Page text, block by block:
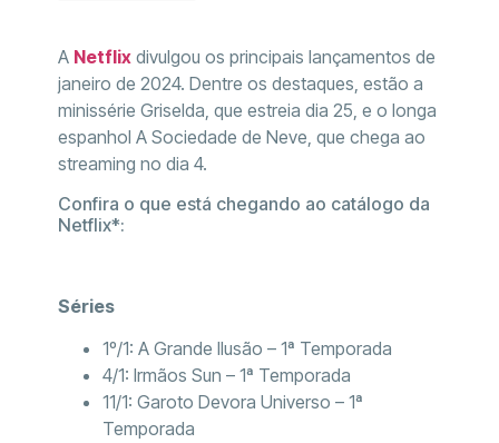
A Netflix divulgou os principais lançamentos de
janeiro de 2024. Dentre os destaques, estão a
minissérie Griselda, que estreia dia 25, e o longa
espanhol A Sociedade de Neve, que chega ao
streaming no dia 4.
Confira o que está chegando ao catálogo da
Netflix*:
Séries
1º/1: A Grande Ilusão – 1ª Temporada
4/1: Irmãos Sun – 1ª Temporada
11/1: Garoto Devora Universo – 1ª
Temporada